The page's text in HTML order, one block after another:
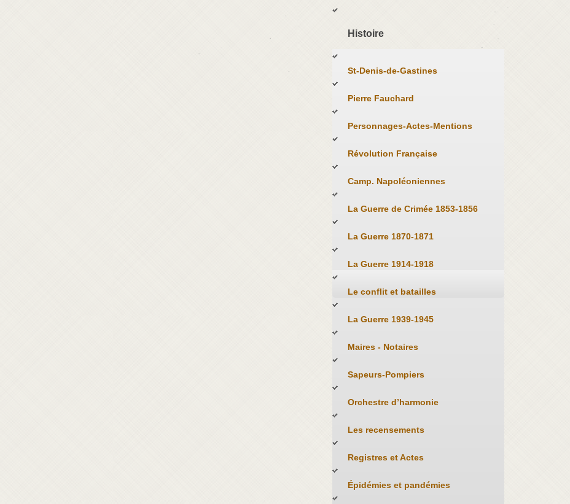
Histoire
St-Denis-de-Gastines
Pierre Fauchard
Personnages-Actes-Mentions
Révolution Française
Camp. Napoléoniennes
La Guerre de Crimée 1853-1856
La Guerre 1870-1871
La Guerre 1914-1918
Le conflit et batailles
La Guerre 1939-1945
Maires - Notaires
Sapeurs-Pompiers
Orchestre d’harmonie
Les recensements
Registres et Actes
Épidémies et pandémies